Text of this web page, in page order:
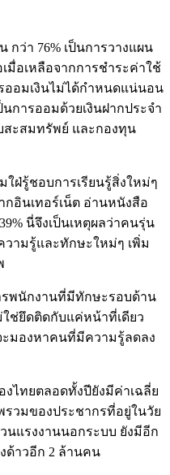
กว่า 76% เป็นการวางแผน
มื่อเหลือจากการชำระค่าใช้
ออมเงินไม่ได้กำหนดแน่นอน
การออมด้วยเงินฝากประจำ
ะสมทรัพย์ และกองทุน
ฝ่รู้ชอบการเรียนรู้สิ่งใหม่ๆ
กอินเทอร์เน็ต อ่านหนังสือ
นี่จึงเป็นเหตุผลว่าคนรุ่น
วามรู้และทักษะใหม่ๆ เพิ่ม
รพนักงานที่มีทักษะรอบด้าน
ช่ยึดติดกับแค่หน้าที่เดียว
มองหาคนที่มีความรู้ลดลง
งไทยตลอดทั้งปียังมีค่าเฉลี่ย
รวมของประชากรที่อยู่ในวัย
นแรงงานนอกระบบ ยังมีอีก
ด้าวอีก 2 ล้านคน